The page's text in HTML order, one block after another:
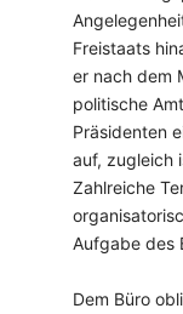
Freistaats
er nach dem
politische
Präsidenten
auf, zugleich
Zahlreiche
Aufgabe des
Dem Büro